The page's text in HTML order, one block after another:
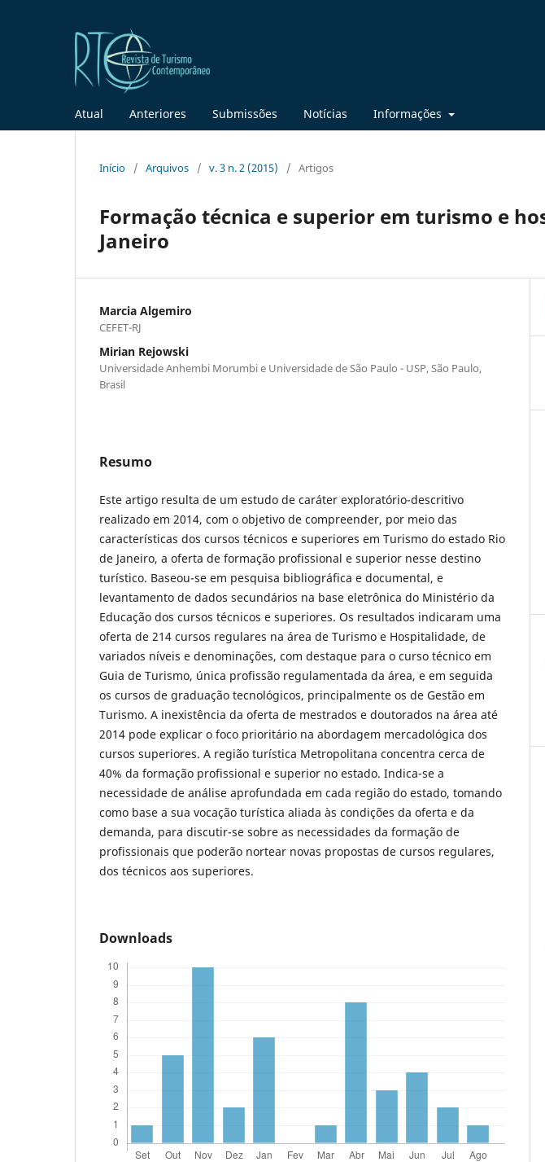
Atual Anteriores Submissões Notícias Informações
Início / Arquivos / v. 3 n. 2 (2015) / Artigos
Formação técnica e superior em turismo e
Janeiro
Marcia Algemiro
CEFET-RJ
Mirian Rejowski
Universidade Anhembi Morumbi e Universidade de São Paulo - USP, São Paulo,
Brasil
Resumo
Este artigo resulta de um estudo de caráter exploratório-descritivo
realizado em 2014, com o objetivo de compreender, por meio das
características dos cursos técnicos e superiores em Turismo do estado Rio
de Janeiro, a oferta de formação profissional e superior nesse destino
turístico. Baseou-se em pesquisa bibliográfica e documental, e
levantamento de dados secundários na base eletrônica do Ministério da
Educação dos cursos técnicos e superiores. Os resultados indicaram uma
oferta de 214 cursos regulares na área de Turismo e Hospitalidade, de
variados níveis e denominações, com destaque para o curso técnico em
Guia de Turismo, única profissão regulamentada da área, e em seguida
os cursos de graduação tecnológicos, principalmente os de Gestão em
Turismo. A inexistência da oferta de mestrados e doutorados na área até
2014 pode explicar o foco prioritário na abordagem mercadológica dos
cursos superiores. A região turística Metropolitana concentra cerca de
40% da formação profissional e superior no estado. Indica-se a
necessidade de análise aprofundada em cada região do estado, tomando
como base a sua vocação turística aliada às condições da oferta e da
demanda, para discutir-se sobre as necessidades da formação de
profissionais que poderão nortear novas propostas de cursos regulares,
dos técnicos aos superiores.
Downloads